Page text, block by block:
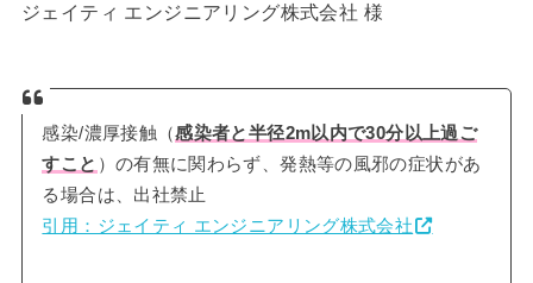
ジェイティ エンジニアリング株式会社 様
感染/濃厚接触（感染者と半径2m以内で30分以上過ご
すこと ）の有無に関わらず、発熱等の風邪の症状があ
る場合は、出社禁止
引用：ジェイティ エンジニアリング株式会社